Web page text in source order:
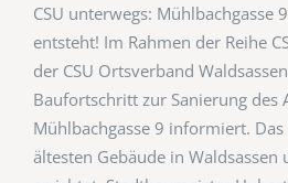
CSU unterwegs: Mühlbachgasse
entsteht! Im Rahmen der Reihe
der CSU Ortsverband
Baufortschritt zur Sanierung des
Mühlbachgasse 9 informiert.
ältesten Gebäude in Waldsassen